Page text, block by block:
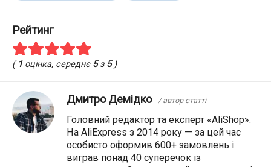
Рейтинг
( 1оцінка, середнє 5з 5)
Дмитро Демідко / автор статті
Головний редактор та експерт «AliShop».
На AliExpress з 2014 року — за цей час
особисто оформив 600+ замовлень і
виграв понад 40 суперечок із